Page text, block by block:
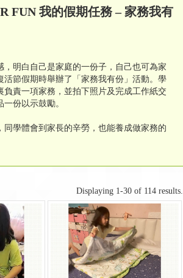
FUN 我的假期任務 – 家務我有
，明白自己是家庭的一份子，自己也可為家
活節假期時舉辦了「家務我有份」活動。學
負責一項家務，並拍下照片及完成工作紙交
份以示鼓勵。
同學體會到家長的辛勞，也能養成做家務的
Displaying 1-30 of 114 results.